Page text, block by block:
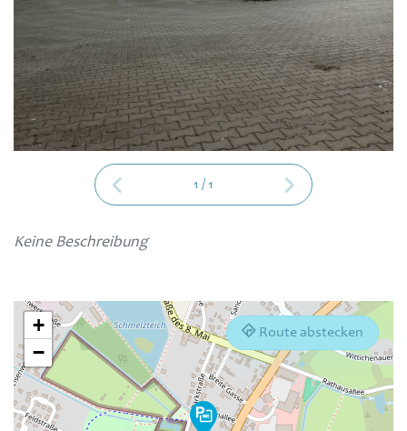
1 /1
Keine Beschreibung
Route abstecken
+
−